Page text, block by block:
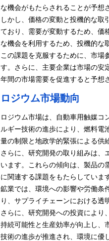
な機会がもたらされることが予想
しかし、価格の変動と投機的な
ており、需要が変動するため、価
な機会を利用するため、投機的な
この課題を克服するために、市場
す。 さらに、主要企業は市場の安
年間の市場需要を促進すると予想
ロジウム市場動向
ロジウム市場は、自動車用触媒コ
ルギー技術の進歩により、燃料電
量の制限と地政学的緊張による供
さらに、研究開発の取り組みは、
います。これらの傾向は、製品の
に関連する課題をもたらしています
鉱業では、環境への影響や労働条
り、サプライチェーンにおける透
さらに、研究開発への投資により
持続可能性と生産効率が向上し、
技術の進歩が推進され、環境に優